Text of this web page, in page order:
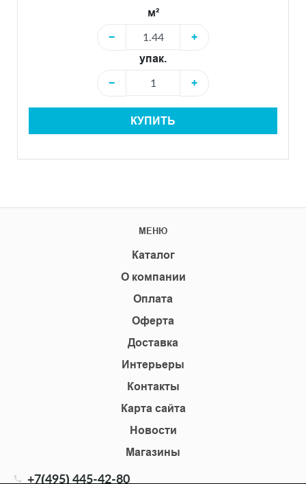
м²
−
+
упак.
−
+
КУПИТЬ
МЕНЮ
Каталог
О компании
Оплата
Оферта
Доставка
Интерьеры
Контакты
Карта сайта
Новости
Магазины
+7(495) 445-42-80